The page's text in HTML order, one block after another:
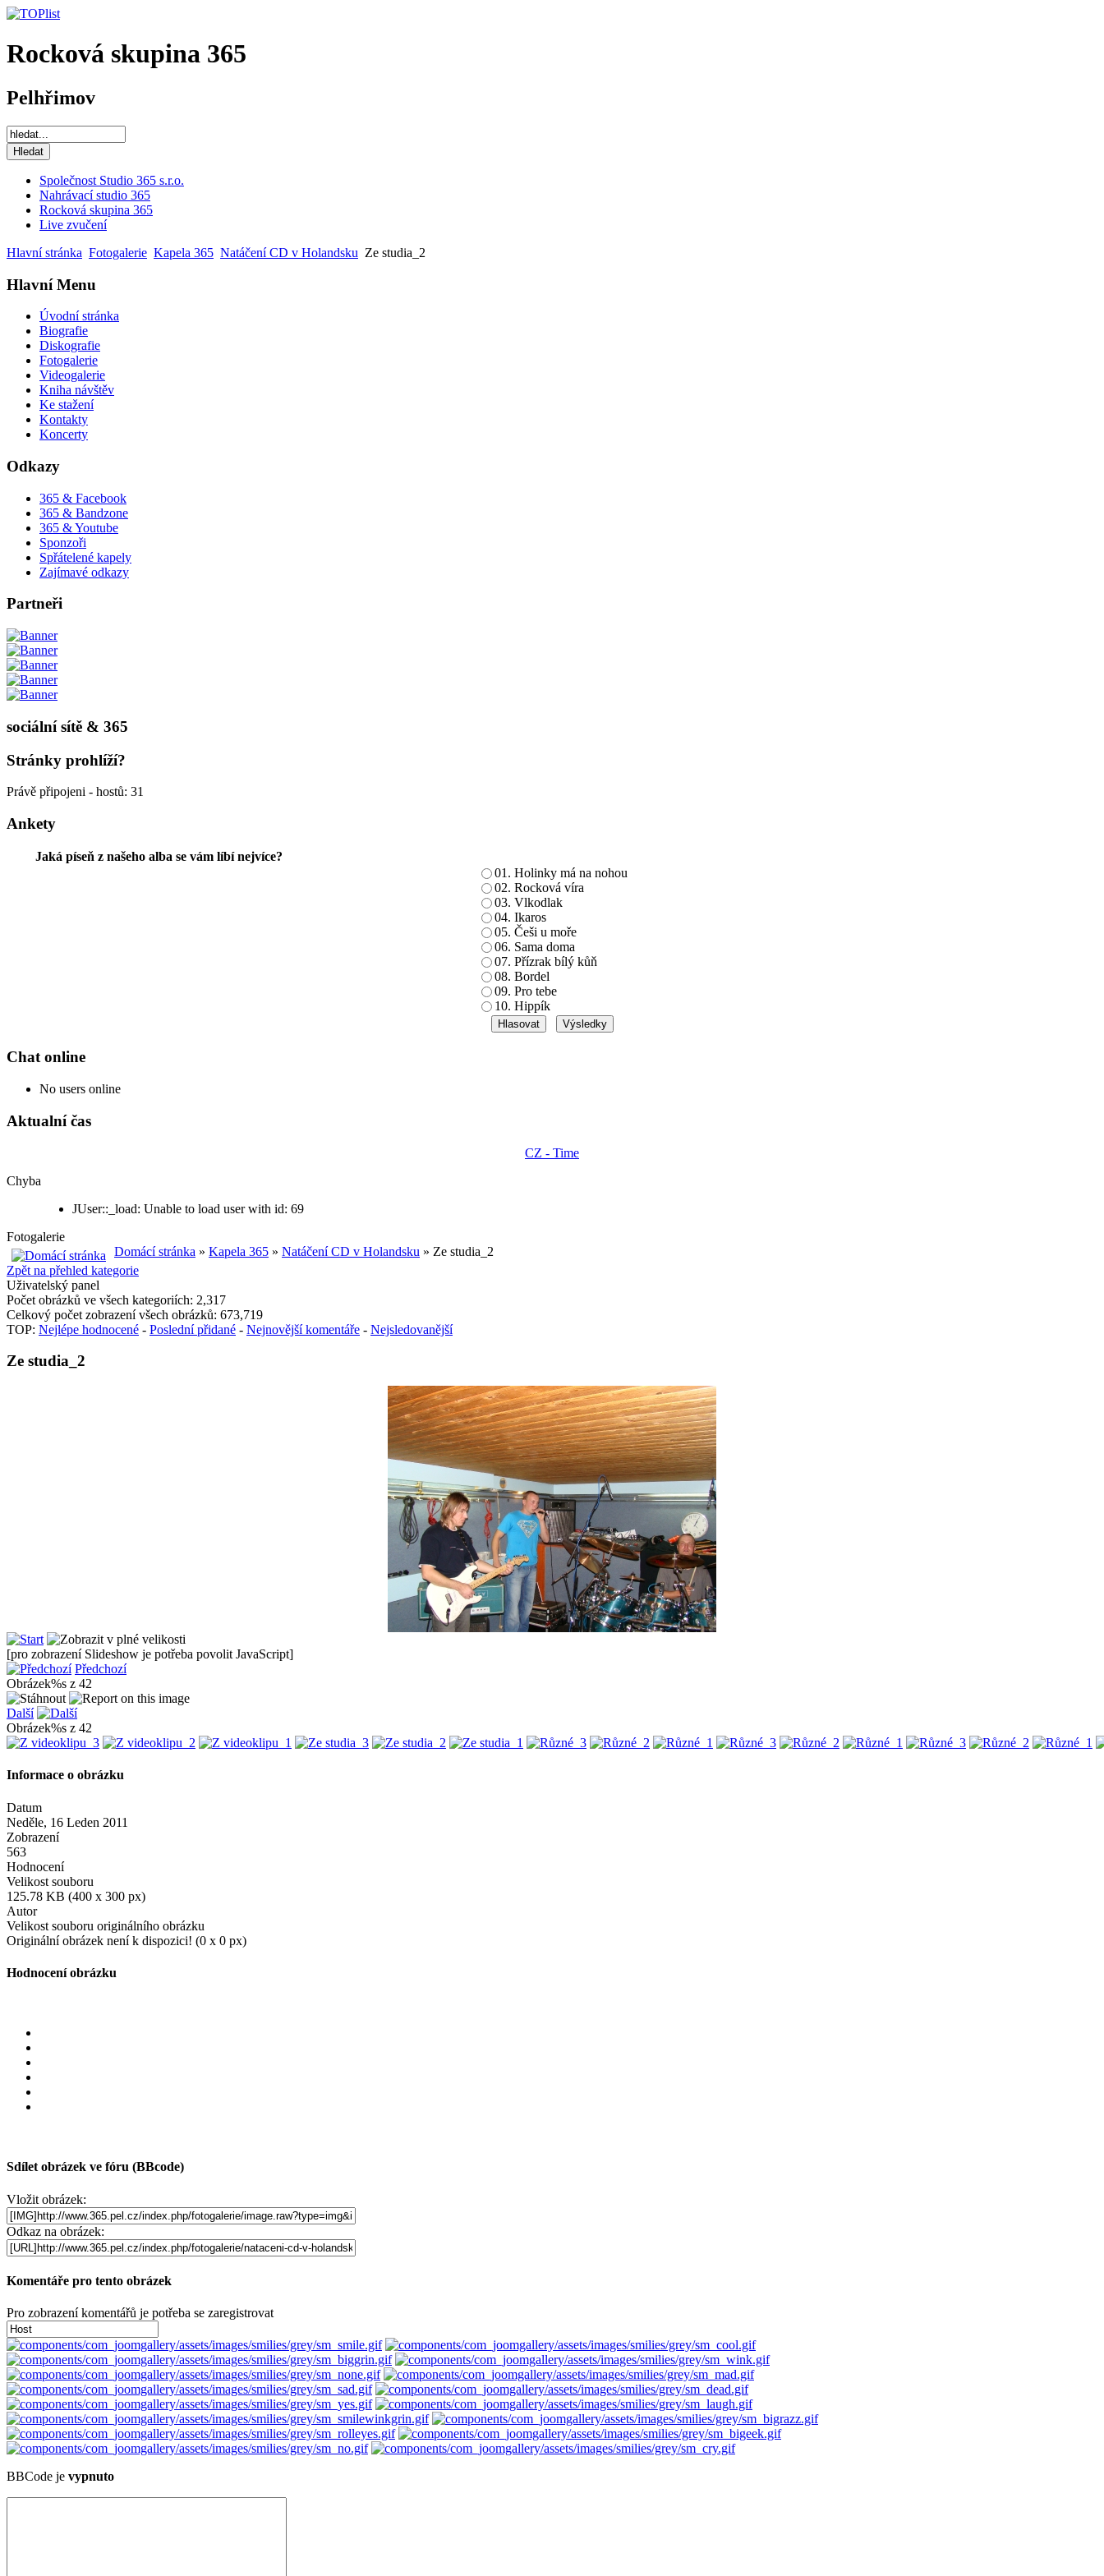
Rocková skupina 365
Pelhřimov
Společnost Studio 365 s.r.o.
Nahrávací studio 365
Rocková skupina 365
Live zvučení
Hlavní stránka Fotogalerie Kapela 365 Natáčení CD v Holandsku Ze studia_2
Hlavní Menu
Úvodní stránka
Biografie
Diskografie
Fotogalerie
Videogalerie
Kniha návštěv
Ke stažení
Kontakty
Koncerty
Odkazy
365 & Facebook
365 & Bandzone
365 & Youtube
Sponzoři
Spřátelené kapely
Zajímavé odkazy
Partneři
sociální sítě & 365
Stránky prohlíží?
Právě připojeni - hostů: 31
Ankety
Jaká píseň z našeho alba se vám líbí nejvíce?
01. Holinky má na nohou
02. Rocková víra
03. Vlkodlak
04. Ikaros
05. Češi u moře
06. Sama doma
07. Přízrak bílý kůň
08. Bordel
09. Pro tebe
10. Hippík
Chat online
No users online
Aktualní čas
CZ - Time
Chyba
JUser::_load: Unable to load user with id: 69
Fotogalerie
Domácí stránka » Kapela 365 » Natáčení CD v Holandsku » Ze studia_2
Zpět na přehled kategorie
Uživatelský panel
Počet obrázků ve všech kategoriích: 2,317
Celkový počet zobrazení všech obrázků: 673,719
TOP: Nejlépe hodnocené - Poslední přidané - Nejnovější komentáře - Nejsledovanější
Ze studia_2
[pro zobrazení Slideshow je potřeba povolit JavaScript]
Předchozí
Obrázek%s z 42
Další
Obrázek%s z 42
Informace o obrázku
Datum
Neděle, 16 Leden 2011
Zobrazení
563
Hodnocení
Velikost souboru
125.78 KB (400 x 300 px)
Autor
Velikost souboru originálního obrázku
Originální obrázek není k dispozici! (0 x 0 px)
Hodnocení obrázku
Sdílet obrázek ve fóru (BBcode)
Vložit obrázek:
Odkaz na obrázek:
Komentáře pro tento obrázek
Pro zobrazení komentářů je potřeba se zaregistrovat
BBCode je vypnuto